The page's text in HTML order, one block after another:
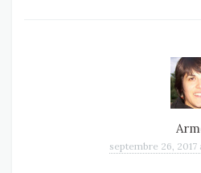
septembre 26, 2017